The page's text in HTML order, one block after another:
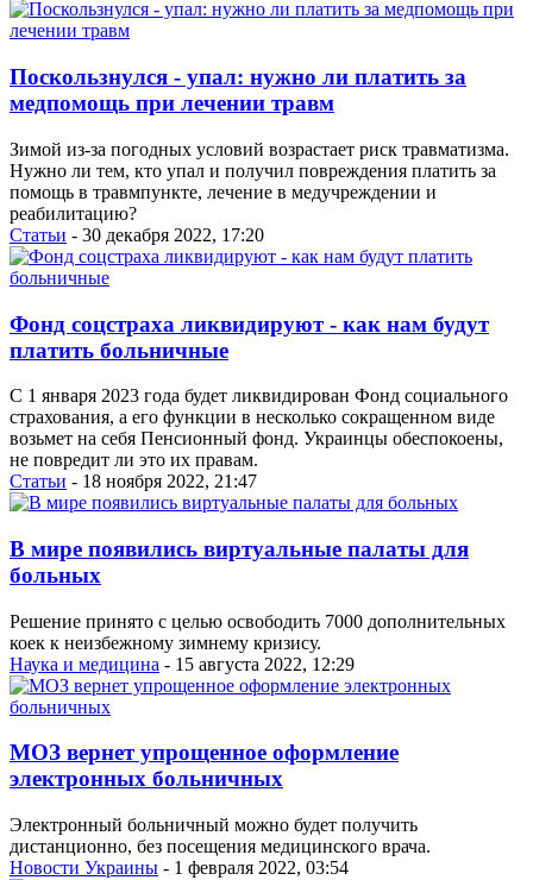
Поскользнулся - упал: нужно ли платить за
медпомощь при лечении травм
Зимой из-за погодных условий возрастает риск травматизма.
Нужно ли тем, кто упал и получил повреждения платить за
помощь в травмпункте, лечение в медучреждении и
реабилитацию?
Статьи - 30 декабря 2022, 17:20
Фонд соцстраха ликвидируют - как нам будут
платить больничные
С 1 января 2023 года будет ликвидирован Фонд социального
страхования, а его функции в несколько сокращенном виде
возьмет на себя Пенсионный фонд. Украинцы обеспокоены,
не повредит ли это их правам.
Статьи - 18 ноября 2022, 21:47
В мире появились виртуальные палаты для
больных
Решение принято с целью освободить 7000 дополнительных
коек к неизбежному зимнему кризису.
Наука и медицина - 15 августа 2022, 12:29
МОЗ вернет упрощенное оформление
электронных больничных
Электронный больничный можно будет получить
дистанционно, без посещения медицинского врача.
Новости Украины - 1 февраля 2022, 03:54